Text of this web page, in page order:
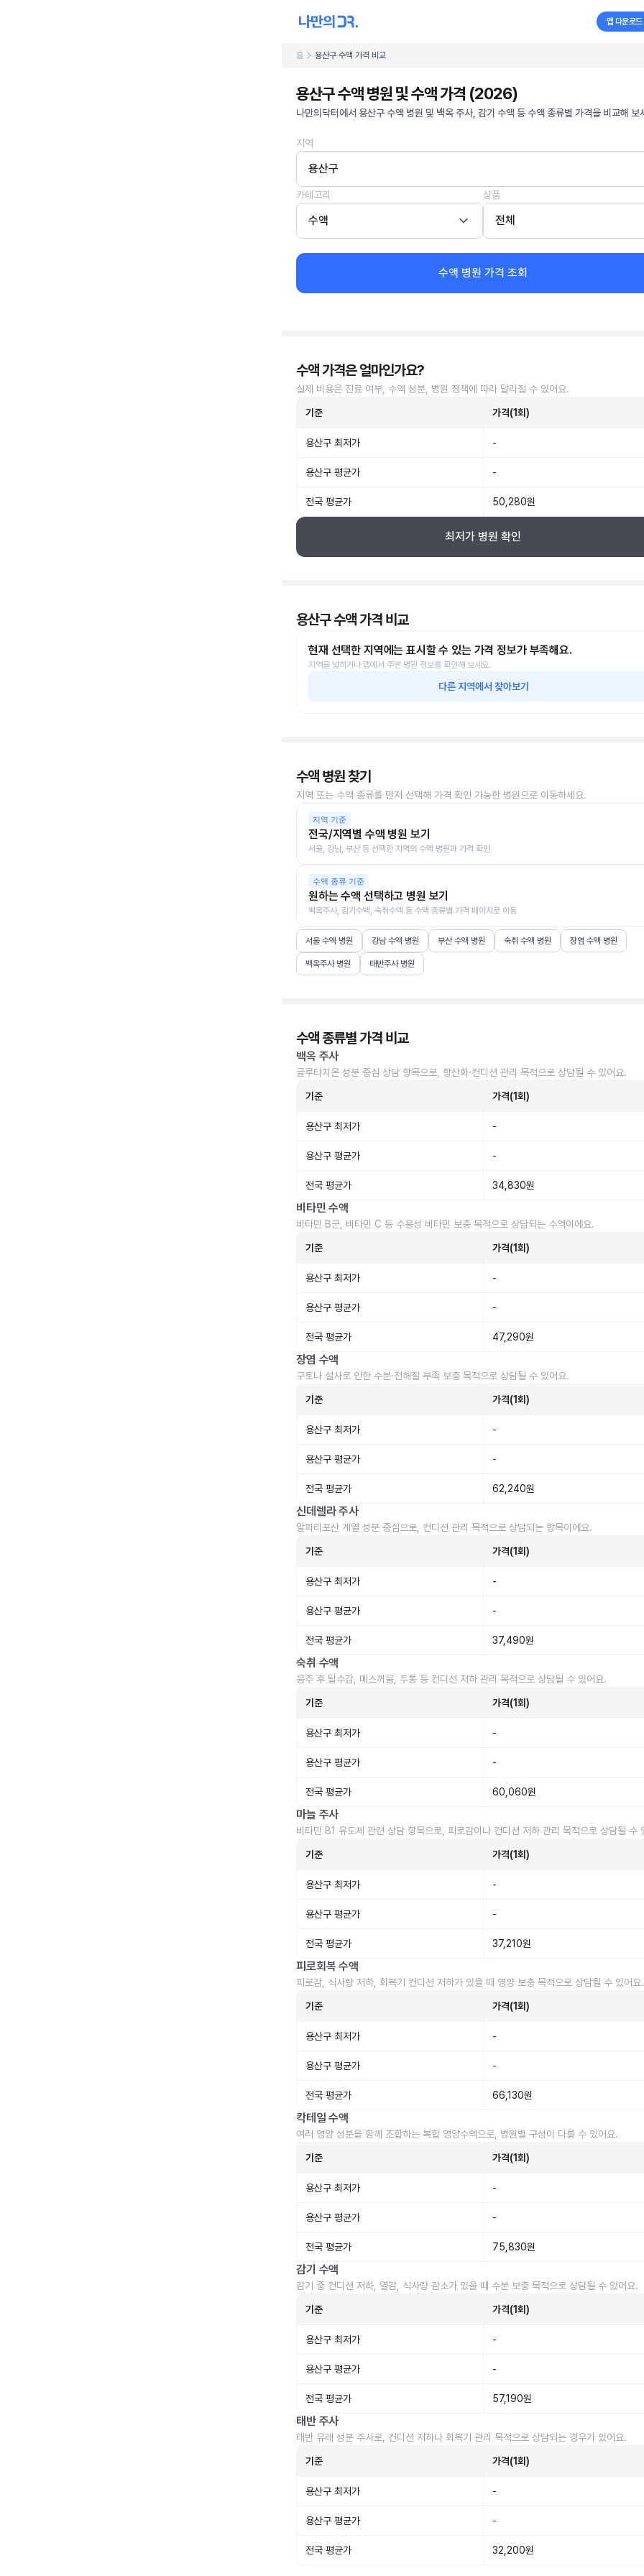
앱 다운로드
홈 용산구 수액 가격 비교
용산구 수액 병원 및 수액 가격 (2026)
나만의닥터에서 용산구 수액 병원 및 백옥 주사, 감기 수액 등 수액 종류별 가격을 비교해 보
지역
용산구
카테고리
수액
상품
전체
수액 병원 가격 조회
수액 가격은 얼마인가요?
실제 비용은 진료 여부, 수액 성분, 병원 정책에 따라 달라질 수 있어요.
기준 가격(1회)
용산구 최저가 -
용산구 평균가 -
전국 평균가 50,280원
최저가 병원 확인
용산구 수액 가격 비교
현재 선택한 지역에는 표시할 수 있는 가격 정보가 부족해요.
지역을 넓히거나 앱에서 주변 병원 정보를 확인해 보세요.
다른 지역에서 찾아보기
수액 병원 찾기
지역 또는 수액 종류를 먼저 선택해 가격 확인 가능한 병원으로 이동하세요.
지역 기준
전국/지역별 수액 병원 보기
서울, 강남, 부산 등 선택한 지역의 수액 병원과 가격 확인
수액 종류 기준
원하는 수액 선택하고 병원 보기
백옥주사, 감기수액, 숙취수액 등 수액 종류별 가격 페이지로 이동
서울 수액 병원 강남 수액 병원 부산 수액 병원 숙취 수액 병원 장염 수액 병원
백옥주사 병원 태반주사 병원
수액 종류별 가격 비교
백옥 주사
글루타치온 성분 중심 상담 항목으로, 항산화·컨디션 관리 목적으로 상담될 수 있어요.
기준 가격(1회)
용산구 최저가 -
용산구 평균가 -
전국 평균가 34,830원
비타민 수액
비타민 B군, 비타민 C 등 수용성 비타민 보충 목적으로 상담되는 수액이에요.
기준 가격(1회)
용산구 최저가 -
용산구 평균가 -
전국 평균가 47,290원
장염 수액
구토나 설사로 인한 수분·전해질 부족 보충 목적으로 상담될 수 있어요.
기준 가격(1회)
용산구 최저가 -
용산구 평균가 -
전국 평균가 62,240원
신데렐라 주사
알파리포산 계열 성분 중심으로, 컨디션 관리 목적으로 상담되는 항목이에요.
기준 가격(1회)
용산구 최저가 -
용산구 평균가 -
전국 평균가 37,490원
숙취 수액
음주 후 탈수감, 메스꺼움, 두통 등 컨디션 저하 관리 목적으로 상담될 수 있어요.
기준 가격(1회)
용산구 최저가 -
용산구 평균가 -
전국 평균가 60,060원
마늘 주사
비타민 B1 유도체 관련 상담 항목으로, 피로감이나 컨디션 저하 관리 목적으로 상담될 수
기준 가격(1회)
용산구 최저가 -
용산구 평균가 -
전국 평균가 37,210원
피로회복 수액
피로감, 식사량 저하, 회복기 컨디션 저하가 있을 때 영양 보충 목적으로 상담될 수 있어요.
기준 가격(1회)
용산구 최저가 -
용산구 평균가 -
전국 평균가 66,130원
칵테일 수액
여러 영양 성분을 함께 조합하는 복합 영양수액으로, 병원별 구성이 다를 수 있어요.
기준 가격(1회)
용산구 최저가 -
용산구 평균가 -
전국 평균가 75,830원
감기 수액
감기 중 컨디션 저하, 열감, 식사량 감소가 있을 때 수분 보충 목적으로 상담될 수 있어요.
기준 가격(1회)
용산구 최저가 -
용산구 평균가 -
전국 평균가 57,190원
태반 주사
태반 유래 성분 주사로, 컨디션 저하나 회복기 관리 목적으로 상담되는 경우가 있어요.
기준 가격(1회)
용산구 최저가 -
용산구 평균가 -
전국 평균가 32,200원